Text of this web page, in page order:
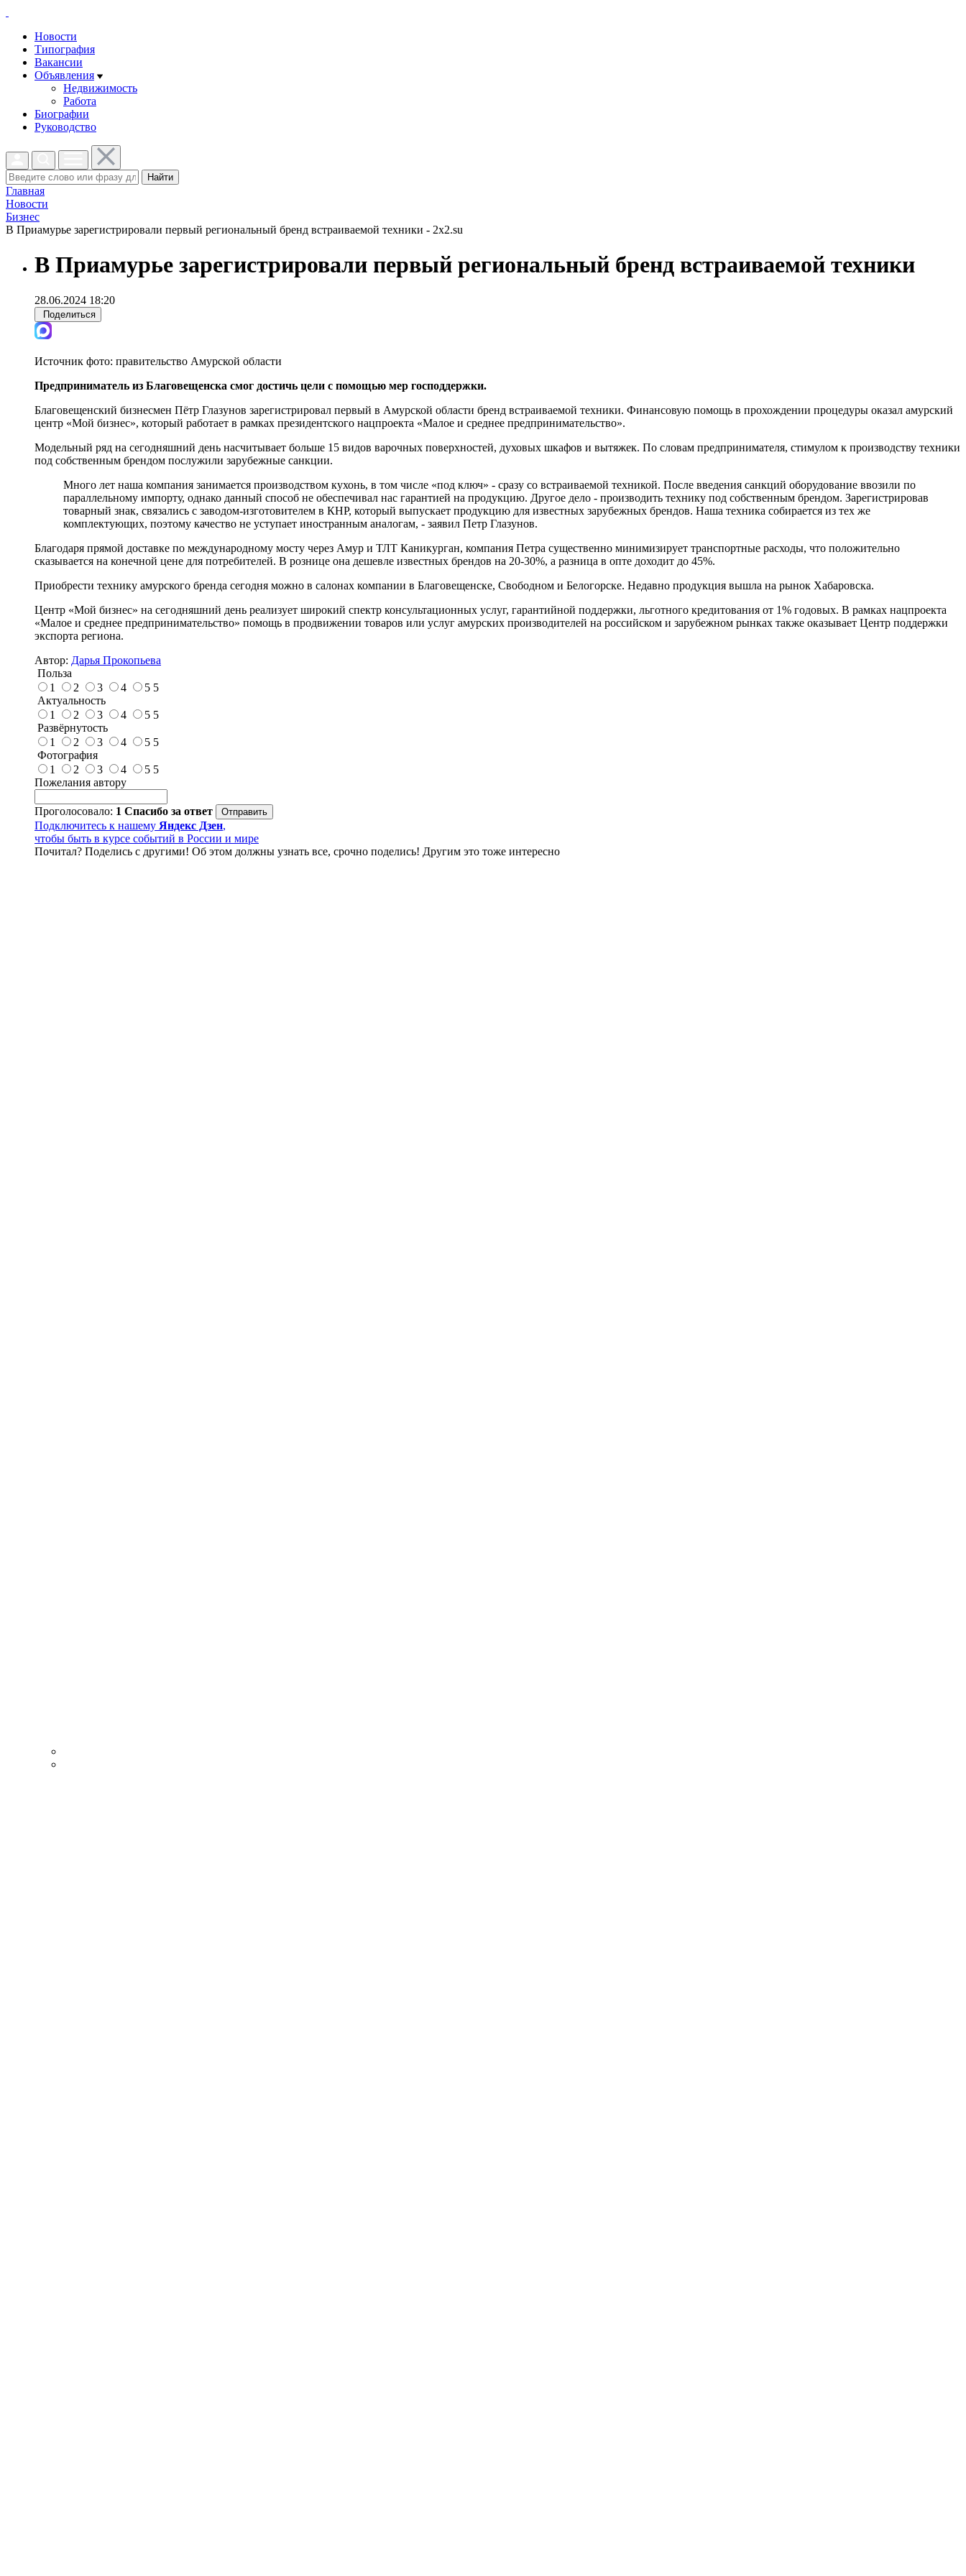
Новости
Типография
Вакансии
Объявления
Недвижимость
Работа
Биографии
Руководство
Найти
Главная
Новости
Бизнес
В Приамурье зарегистрировали первый региональный бренд встраиваемой техники - 2x2.su
В Приамурье зарегистрировали первый региональный бренд встраиваемой техники
28.06.2024 18:20
Поделиться
Источник фото: правительство Амурской области
Предприниматель из Благовещенска смог достичь цели с помощью мер господдержки.
Благовещенский бизнесмен Пётр Глазунов зарегистрировал первый в Амурской области бренд встраиваемой техники. Финансовую помощь в прохождении процедуры оказал амурский
центр «Мой бизнес», который работает в рамках президентского нацпроекта «Малое и среднее предпринимательство».
Модельный ряд на сегодняшний день насчитывает больше 15 видов варочных поверхностей, духовых шкафов и вытяжек. По словам предпринимателя, стимулом к производству техники
под собственным брендом послужили зарубежные санкции.
Много лет наша компания занимается производством кухонь, в том числе «под ключ» - сразу со встраиваемой техникой. После введения санкций оборудование ввозили по
параллельному импорту, однако данный способ не обеспечивал нас гарантией на продукцию. Другое дело - производить технику под собственным брендом. Зарегистрировав
товарный знак, связались с заводом-изготовителем в КНР, который выпускает продукцию для известных зарубежных брендов. Наша техника собирается из тех же
комплектующих, поэтому качество не уступает иностранным аналогам, - заявил Петр Глазунов.
Благодаря прямой доставке по международному мосту через Амур и ТЛТ Каникурган, компания Петра существенно минимизирует транспортные расходы, что положительно
сказывается на конечной цене для потребителей. В рознице она дешевле известных брендов на 20-30%, а разница в опте доходит до 45%.
Приобрести технику амурского бренда сегодня можно в салонах компании в Благовещенске, Свободном и Белогорске. Недавно продукция вышла на рынок Хабаровска.
Центр «Мой бизнес» на сегодняшний день реализует широкий спектр консультационных услуг, гарантийной поддержки, льготного кредитования от 1% годовых. В рамках нацпроекта
«Малое и среднее предпринимательство» помощь в продвижении товаров или услуг амурских производителей на российском и зарубежном рынках также оказывает Центр поддержки
экспорта региона.
Автор: Дарья Прокопьева
Польза
1
2 3 4 5 5
Актуальность
1
2 3 4 5 5
Развёрнутость
1
2 3 4 5 5
Фотография
1
2 3 4 5 5
Пожелания автору
Проголосовало: 1 Спасибо за ответ
Подключитесь к нашему Яндекс Дзен,
чтобы быть в курсе событий в России и мире
Почитал? Поделись с другими! Об этом должны узнать все, срочно поделись! Другим это тоже интересно